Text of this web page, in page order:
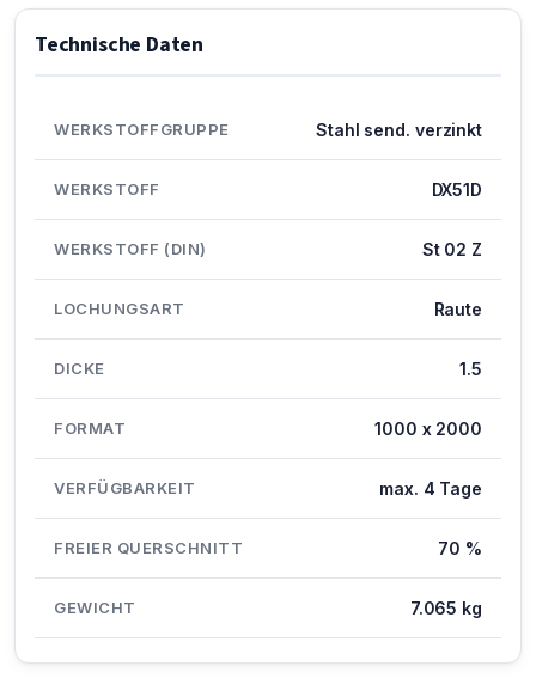
Technische Daten
WERKSTOFFGRUPPE Stahl send. verzinkt
WERKSTOFF DX51D
WERKSTOFF (DIN) St 02 Z
LOCHUNGSART Raute
DICKE 1.5
FORMAT 1000 x 2000
VERFÜGBARKEIT max. 4 Tage
FREIER QUERSCHNITT 70 %
GEWICHT 7.065 kg